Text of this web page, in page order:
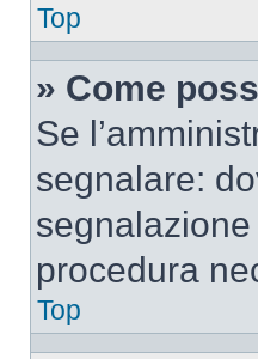
Top
» Come
Se
segnalare:
procedura
Top